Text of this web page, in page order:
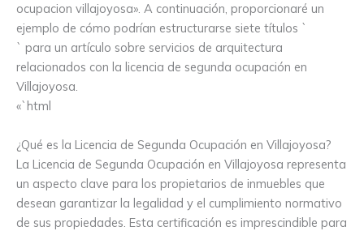
ocupacion villajoyosa». A continuación, proporcionaré un
ejemplo de cómo podrían estructurarse siete títulos `
` para un artículo sobre servicios de arquitectura
relacionados con la licencia de segunda ocupación en
Villajoyosa.
«`html
¿Qué es la Licencia de Segunda Ocupación en Villajoyosa?
La Licencia de Segunda Ocupación en Villajoyosa representa
un aspecto clave para los propietarios de inmuebles que
desean garantizar la legalidad y el cumplimiento normativo
de sus propiedades. Esta certificación es imprescindible para